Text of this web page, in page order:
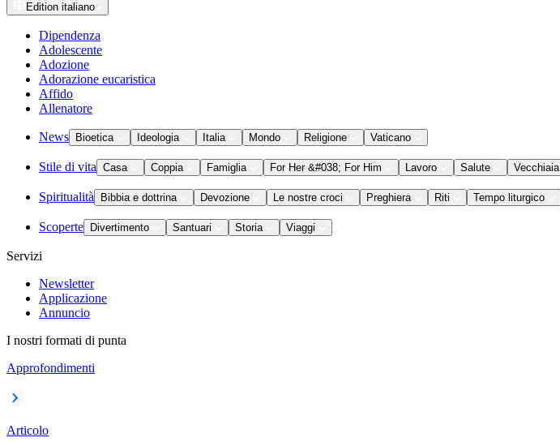
Edition italiano
Dipendenza
Adolescente
Adozione
Adorazione eucaristica
Affido
Allenatore
News Bioetica Ideologia Italia Mondo Religione Vaticano
Stile di vita Casa Coppia Famiglia For Her &#038; For Him Lavoro Salute Vecchiaia
Spiritualità Bibbia e dottrina Devozione Le nostre croci Preghiera Riti Tempo liturgico
Scoperte Divertimento Santuari Storia Viaggi
Servizi
Newsletter
Applicazione
Annuncio
I nostri formati di punta
Approfondimenti
Articolo